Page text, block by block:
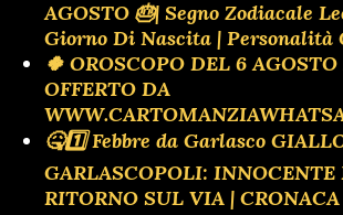
AGOSTO 🎂| Segno Zodiacale
Giorno Di Nascita | Personalità
🍀 OROSCOPO DEL 6
OFFERTO DA
🤒1️⃣ Febbre da Garlasco
GARLASCOPOLI: INNOCENTE
RITORNO SUL VIA | CRONACA